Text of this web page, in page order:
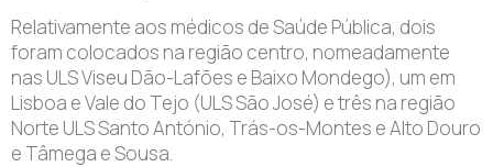
Relativamente aos médicos de Saúde Pública, dois
foram colocados na região centro, nomeadamente
nas ULS Viseu Dão-Lafões e Baixo Mondego), um em
Lisboa e Vale do Tejo (ULS São José) e três na região
Norte ULS Santo António, Trás-os-Montes e Alto Douro
e Tâmega e Sousa.